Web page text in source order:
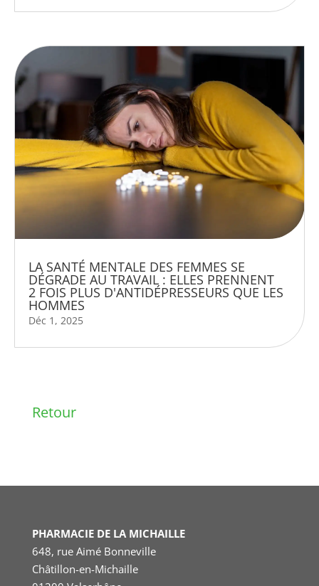
LA SANTÉ MENTALE DES FEMMES SE
DÉGRADE AU TRAVAIL : ELLES PRENNENT
2 FOIS PLUS D'ANTIDÉPRESSEURS QUE LES
HOMMES
Déc 1, 2025
Retour
PHARMACIE DE LA MICHAILLE
648, rue Aimé Bonneville
Châtillon-en-Michaille